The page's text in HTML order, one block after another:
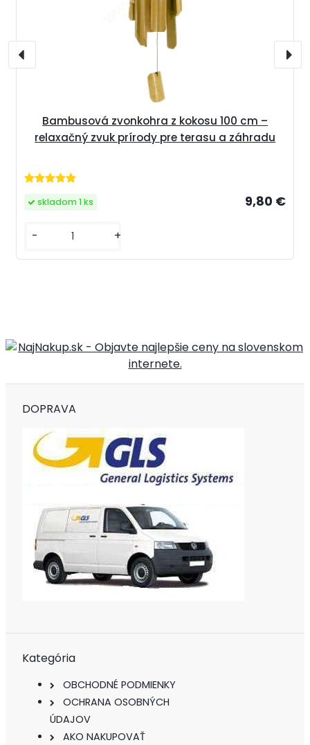
Bambusová zvonkohra z kokosu 100 cm –
relaxačný zvuk prírody pre terasu a záhradu
9,80 €
- +
skladom 1 ks
DOPRAVA
Kategória
OBCHODNÉ PODMIENKY
OCHRANA OSOBNÝCH
ÚDAJOV
AKO NAKUPOVAŤ